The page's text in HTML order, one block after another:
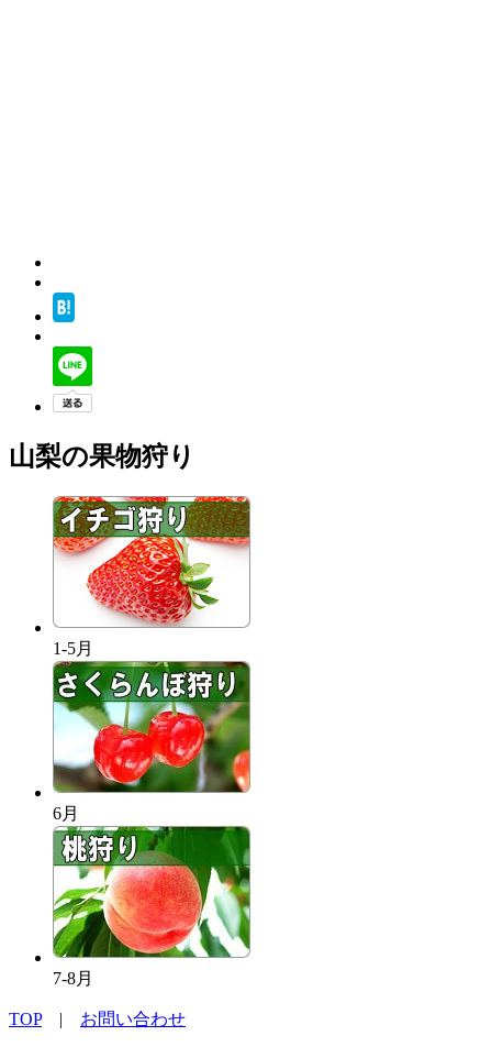
山梨の果物狩り
1-5月
6月
7-8月
TOP| お問い合わせ